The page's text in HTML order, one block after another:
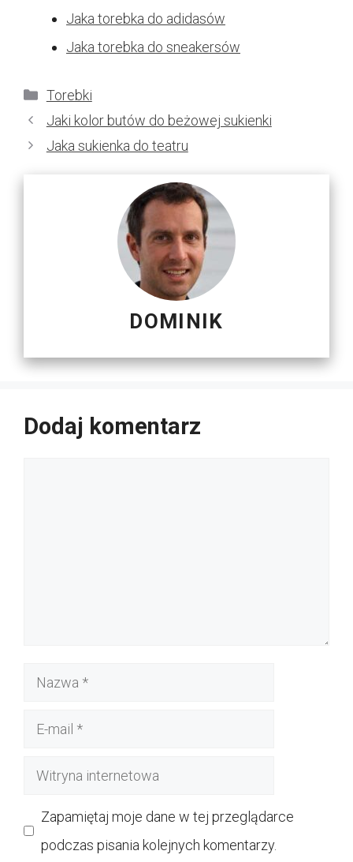
Jaka torebka do adidasów
Jaka torebka do sneakersów
Kategorie
Torebki
Jaki kolor butów do beżowej sukienki
Jaka sukienka do teatru
DOMINIK
Dodaj komentarz
Nazwa
Witryna
Zapamiętaj moje dane w tej przeglądarce
podczas pisania kolejnych komentarzy.